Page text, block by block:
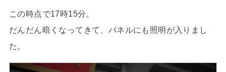
この時点で17時15分。
だんだん暗くなってきて、パネルにも照明が入りまし
た。